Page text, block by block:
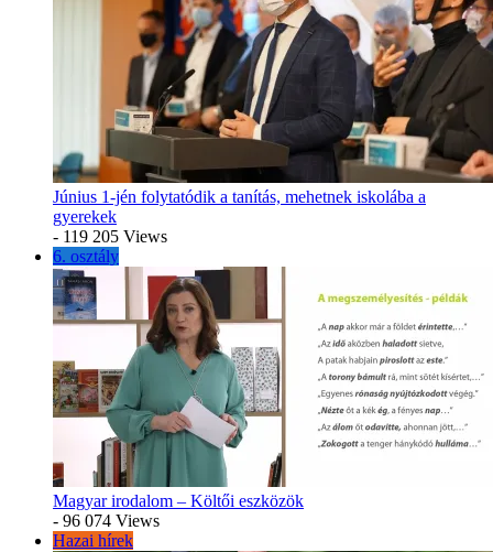
Június 1-jén folytatódik a tanítás, mehetnek iskolába a
gyerekek
- 119 205 Views
6. osztály
Magyar irodalom – Költői eszközök
- 96 074 Views
Hazai hírek